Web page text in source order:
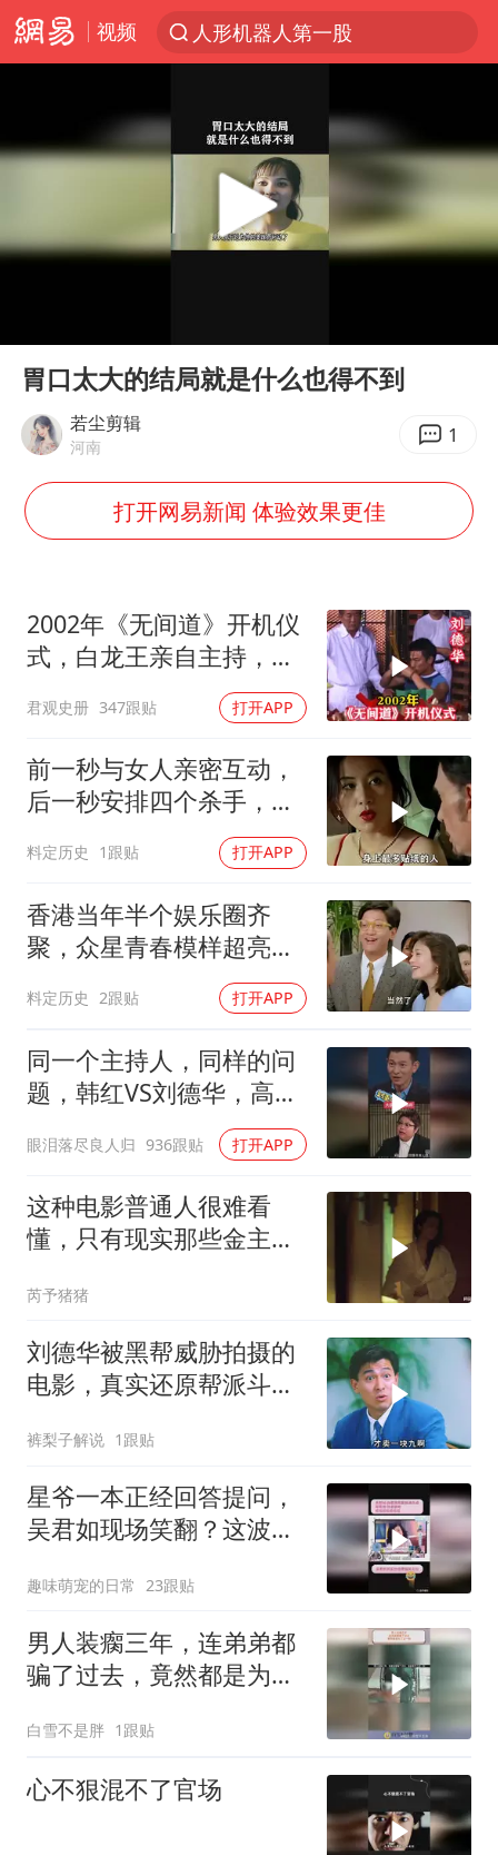
视频
人形机器人第一股
多地银行上调存款利率
上海地铁4条线路全线停运
4.2平卫生间补漏注胶花1.55万
白海豚路径图
男子结婚8年3个女儿都不是亲生
手机真会“偷听”我们说话吗
“皋”在低处
面对面丨蔡磊：与渐冻症抗争 纵使不敌 也不屈服
5万小车卖不动 微型代步车集体遇冷
加沙约14万栋建筑被完全摧毁
从科技创新看开局起步的时与势
Play
胃口太大的结局就是什么也得不到
若尘剪辑
河南 1
打开网易新闻 体验效果更佳
2002年《无间道》开机仪
式，白龙王亲自主持，预
君观史册 347跟贴 打开APP
前一秒与女人亲密互动，
后一秒安排四个杀手，目
料定历史 1跟贴 打开APP
香港当年半个娱乐圈齐
聚，众星青春模样超亮
眼，星爷现身瞬间惊艳
料定历史 2跟贴 打开APP
同一个主持人，同样的问
题，韩红VS刘德华，高下
眼泪落尽良人归 936跟贴 打开APP
这种电影普通人很难看
懂，只有现实那些金主看
芮予猪猪
刘德华被黑帮威胁拍摄的
电影，真实还原帮派斗
裤梨子解说 1跟贴
星爷一本正经回答提问，
吴君如现场笑翻？这波反
趣味萌宠的日常 23跟贴
男人装瘸三年，连弟弟都
骗了过去，竟然都是为了
白雪不是胖 1跟贴
心不狠混不了官场